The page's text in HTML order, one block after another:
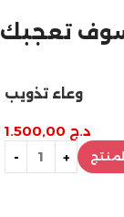
السنة
سوف تعجبك
وعاء تذويب
د.ج